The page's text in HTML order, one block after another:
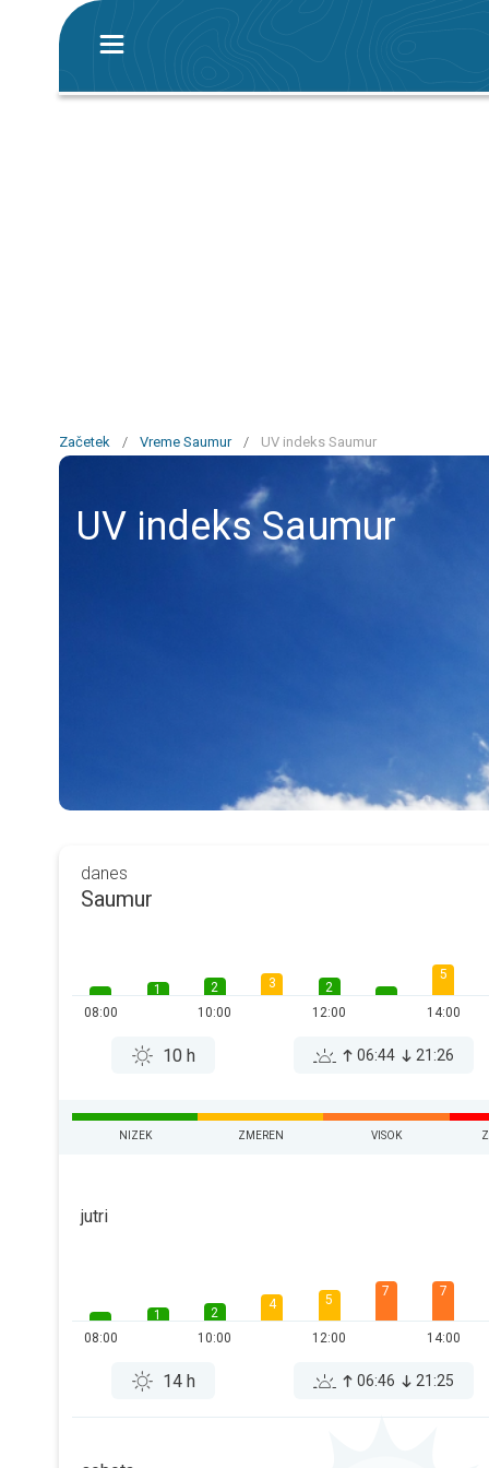
Začetek / Vreme Saumur / UV indeks Saumur
UV indeks Saumur
danes
Saumur
08:00
1
2
10:00
3
2
12:00
5
14:00
10 h 06:44 21:26
NIZEK ZMEREN VISOK
jutri
08:00
1
2
10:00
4 5
12:00
7 7
14:00
14 h 06:46 21:25